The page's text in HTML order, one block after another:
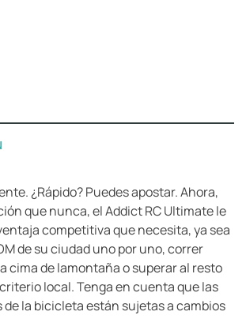
¿Rápido? Puedes apostar. Ahora,
que nunca, el Addict RC Ultimate le
competitiva que necesita, ya sea
de su ciudad uno por uno, correr
cima de lamontaña o superar al resto
local. Tenga en cuenta que las
la bicicleta están sujetas a cambios